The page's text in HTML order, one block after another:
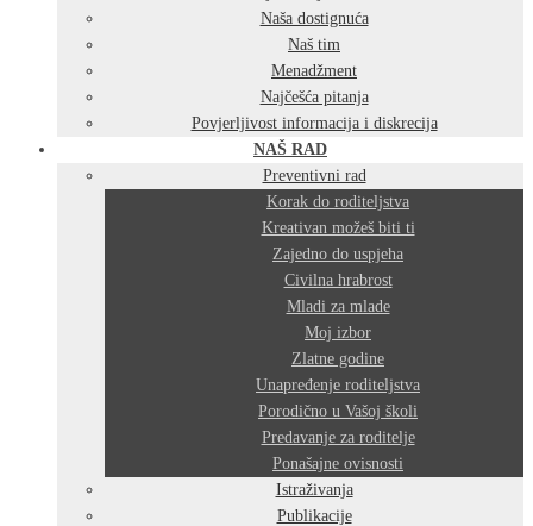
Naša dostignuća
Naš tim
Menadžment
Najčešća pitanja
Povjerljivost informacija i diskrecija
NAŠ RAD
Preventivni rad
Korak do roditeljstva
Kreativan možeš biti ti
Zajedno do uspjeha
Civilna hrabrost
Mladi za mlade
Moj izbor
Zlatne godine
Unapređenje roditeljstva
Porodično u Vašoj školi
Predavanje za roditelje
Ponašajne ovisnosti
Istraživanja
Publikacije